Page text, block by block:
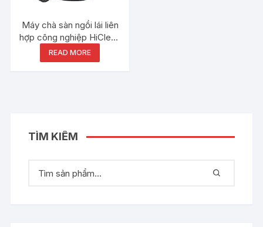
Máy chà sàn ngồi lái liên
hợp công nghiệp HiClean
A600
READ MORE
TÌM KIẾM